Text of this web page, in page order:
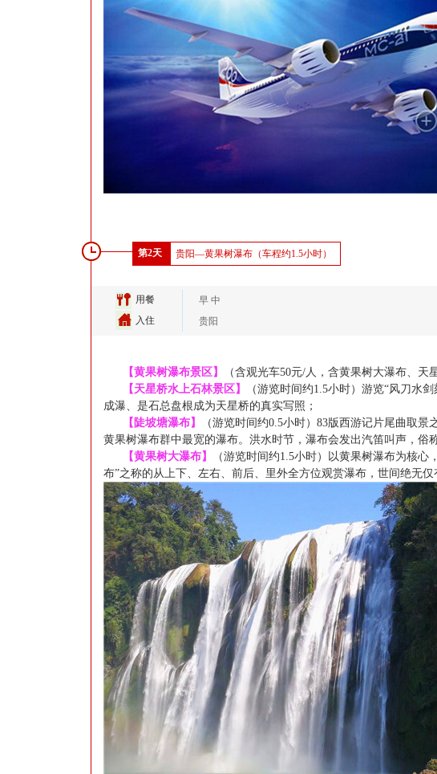
第2天 贵阳—黄果树瀑布（车程约1.5小时）
用餐
早 中
入住
贵阳
【黄果树瀑布景区】 （含观光车50元/人，含黄果树大瀑布、天
【天星桥水上石林景区】
（游览时间约1.5小时）游览“风刀水
成瀑、是石总盘根成为天星桥的真实写照；
【陡坡塘瀑布】
（游览时间约0.5小时） 83版西游记片尾曲取景
黄果树瀑布群中最宽的瀑布。洪水时节，瀑布会发出汽笛叫声，俗称
【黄果树大瀑布】
（游览时间约1.5小时）以黄果树瀑布为核心
布”之称的从上下、左右、前后、里外全方位观赏瀑布，世间绝无